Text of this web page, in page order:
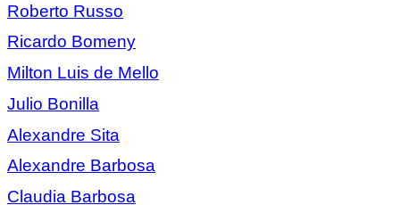
Roberto Russo
Ricardo Bomeny
Milton Luis de Mello
Julio Bonilla
Alexandre Sita
Alexandre Barbosa
Claudia Barbosa